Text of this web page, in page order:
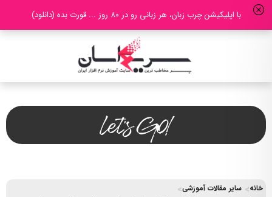
با اپلیکیشن چرب زبان، هر زبانی رو در 80 روز ... قورت بده (دانلود)
خانه سایر مقالات آموزشی